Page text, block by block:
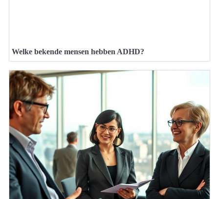
Welke bekende mensen hebben ADHD?